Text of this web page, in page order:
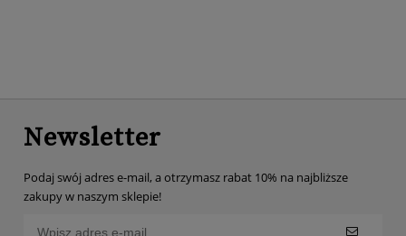
Newsletter
Podaj swój adres e-mail, a otrzymasz rabat 10% na najbliższe
zakupy w naszym sklepie!